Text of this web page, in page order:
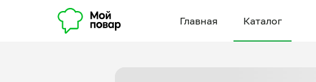
Главная Каталог